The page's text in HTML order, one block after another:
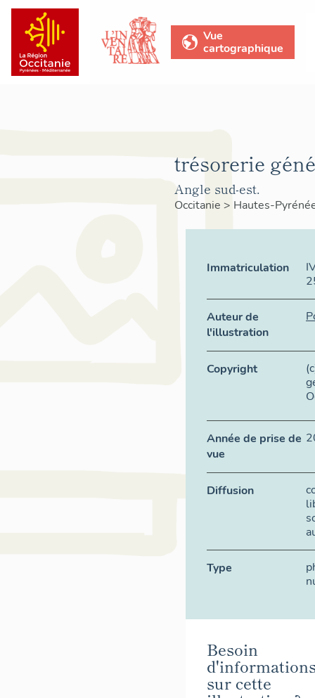
Vue
cartographique
trésorerie
Angle sud-est.
Occitanie > Hautes-
Immatriculation
Auteur de
l'illustration
Copyright
Année de prise de
vue
Diffusion
Type
Besoin
sur cette